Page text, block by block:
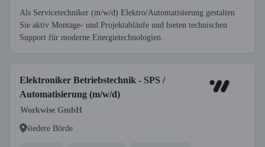
Als Servicetechniker (m/w/d) Elektro/Automatisierung gestalten
Sie aktiv Montage- und Projektabläufe und bieten technischen
Support für moderne Energietechnologien.
Elektroniker Betriebstechnik - SPS /
Automatisierung (m/w/d)
Workwise GmbH
Niedere Börde